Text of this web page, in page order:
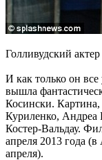
Голливудский
И как только он
вышла
Косински. Картина,
Куриленко,
Костер-Вальдау.
апреля 2013 года
апреля).